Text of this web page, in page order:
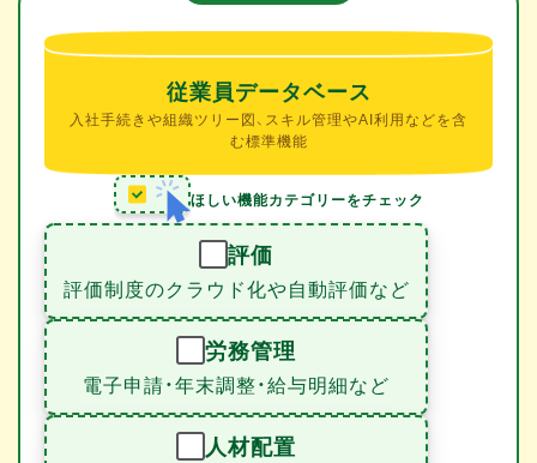
従業員データベース
入社手続きや組織ツリー図、スキル管理やAI利用などを含
む標準機能
ほしい機能カテゴリーをチェック
評価
評価制度のクラウド化や自動評価など
労務管理
電子申請・年末調整・給与明細など
人材配置